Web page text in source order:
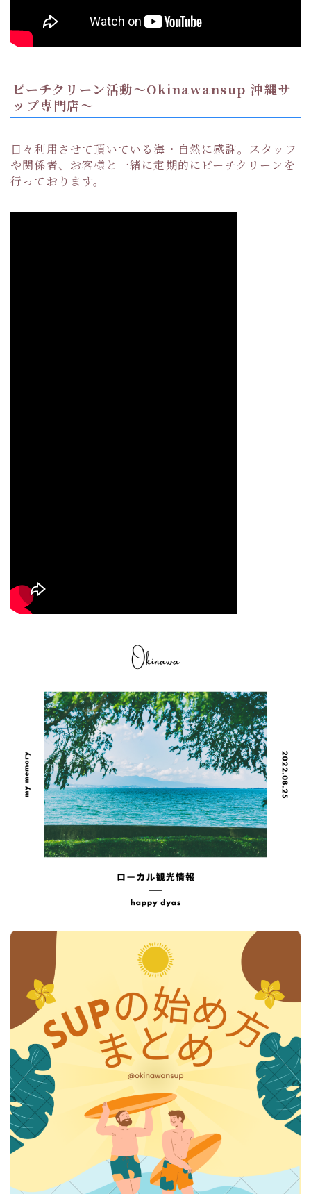
ビーチクリーン活動〜Okinawansup 沖縄サ
ップ専門店〜
日々利用させて頂いている海・自然に感謝。スタッフ
や関係者、お客様と一緒に定期的にビーチクリーンを
行っております。